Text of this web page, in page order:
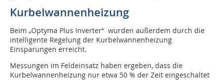
Kurbelwannenheizung
Beim „Optyma Plus Inverter“ wurden außerdem durch die
intelligente Regelung der Kurbelwannenheizung
Einsparungen erreicht.
Messungen im Feldeinsatz haben ergeben, dass die
Kurbelwannenheizung nur etwa 50 % der Zeit eingeschaltet